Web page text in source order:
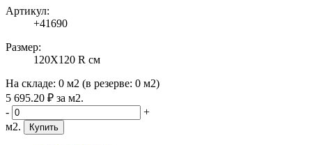
Артикул:
+41690
Размер:
120X120 R см
На складе: 0 м2 (в резерве: 0 м2)
5 695.20 ₽ за м2.
-
+
м2.
Купить